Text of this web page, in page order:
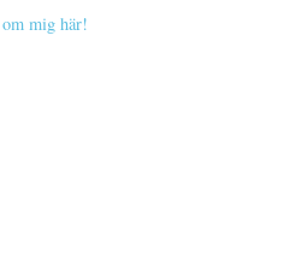
mig här!